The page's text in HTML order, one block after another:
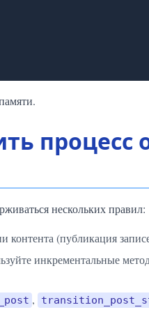
процесс
нескольких правил:
(публикация
инкрементальные
,